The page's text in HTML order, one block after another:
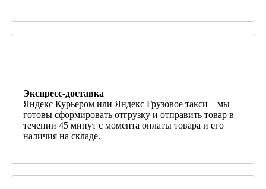
Экспресс-доставка
Яндекс Курьером или Яндекс Грузовое такси – мы
готовы сформировать отгрузку и отправить товар в
течении 45 минут с момента оплаты товара и его
наличия на складе.